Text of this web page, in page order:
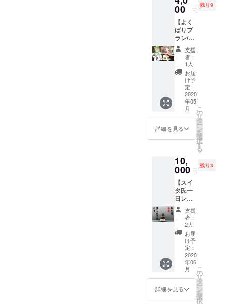
低2000
円以上
での販
売を予
定して
いるの
で大変
お得と
なって
おりま
す。 欲
しい２
つを備
考欄に
ご記入
くださ
と、そ
の説明
書がお
手元に
届きま
す。 ※
希望が
ない場
合はラ
ンダム
にお送
りいた
しま
す。
00 円
残り9
【よく
ばりプ
ラン/10
名様限
定】 ・
私サラ
ダ取り
分ける
ね ２
セット
クラウ
ドファ
ンディ
ング限
定価格
※送料込
常5000
円のと
ころー
1000
円）
支援
者：
1人
お届
け予
定：
2020
年05
月
詳細を見る
こ
の
リ
タ
ー
ン
を
選
択
す
る
10,
000 円
残り3
【スイ
タ氏一
日レン
タル券/
５名様
限定】
一緒に
ゲーム
を作っ
たり、
遊んだ
り、鬼
ごっこ
した
り、相
支援
者：
2人
お届
け予
定：
2020
年06
月
詳細を見る
こ
の
リ
タ
ー
ン
を
選
択